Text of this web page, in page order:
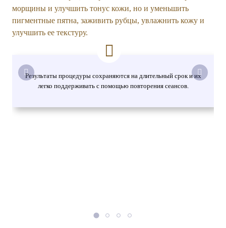
морщины и улучшить тонус кожи, но и уменьшить
пигментные пятна, заживить рубцы, увлажнить кожу и
улучшить ее текстуру.
Результаты процедуры сохраняются на длительный срок и их
легко поддерживать с помощью повторения сеансов.